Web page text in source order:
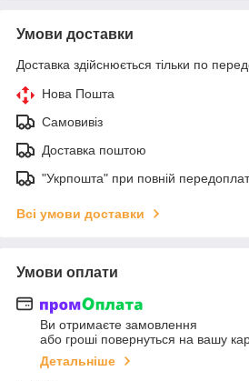
Умови доставки
Доставка здійснюється тільки по
Нова Пошта
Самовивіз
Доставка поштою
"Укрпошта" при повній
Всі умови доставки
Умови оплати
Ви отримаєте замовлення
або гроші повернуться на вашу
Детальніше